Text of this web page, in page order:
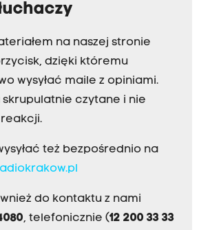
na naszej stronie
dzięki któremu
wysyłać maile z opiniami.
skrupulatnie czytane i nie
też bezpośrednio na
do kontaktu z nami
, telefonicznie (12 200 33 33